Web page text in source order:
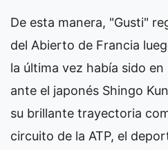
De esta manera, "Gusti"
del Abierto de Francia
la última vez había sido
ante el japonés Shingo
su brillante trayectoria
circuito de la ATP, el